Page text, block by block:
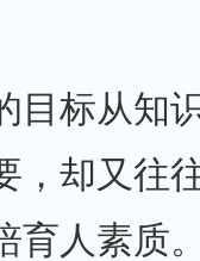
目标从知
，却又往
人素质